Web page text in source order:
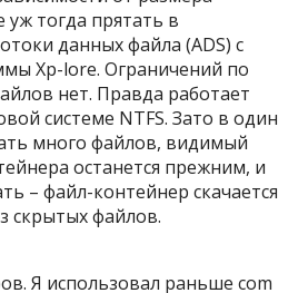
тогда прятать в
данных файла (ADS) с
Xp-lore. Ограничений по
нет. Правда работает
системе NTFS. Зато в один
много файлов, видимый
останется прежним, и
– файл-контейнер скачается
скрытых файлов.
Я использовал раньше соm